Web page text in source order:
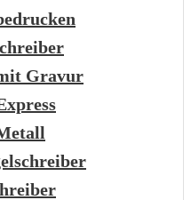
Gravur